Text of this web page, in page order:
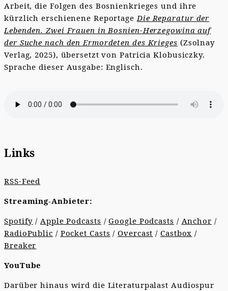
Arbeit, die Folgen des Bosnienkrieges und ihre
kürzlich erschienene ReportageDie Reparatur der
Lebenden. Zwei Frauen in Bosnien-Herzegowina auf
der Suche nach den Ermordeten des Krieges (Zsolnay
Verlag, 2025), übersetzt von Patricia Klobusiczky.
Sprache dieser Ausgabe: Englisch.
Links
RSS-Feed
Streaming-Anbieter:
Spotify /Apple Podcasts / Google Podcasts / Anchor /
RadioPublic / Pocket Casts /Overcast /Castbox /
Breaker
YouTube
Darüber hinaus wird die Literaturpalast Audiospur